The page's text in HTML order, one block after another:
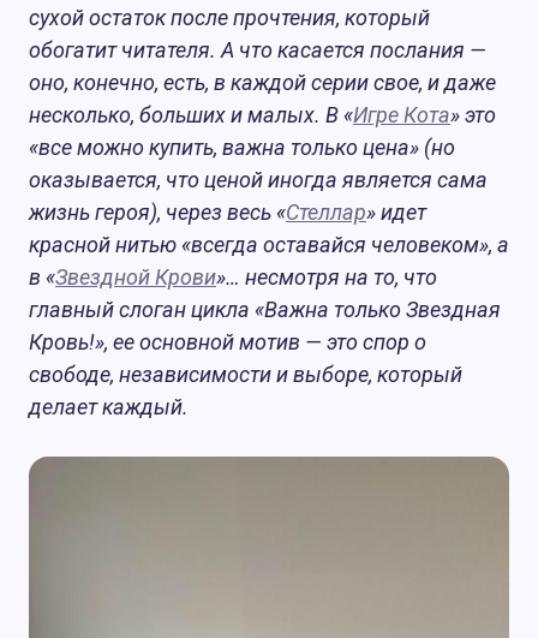
сухой остаток после прочтения, который
обогатит читателя. А что касается послания —
оно, конечно, есть, в каждой серии свое, и даже
несколько, больших и малых. В «Игре Кота» это
«все можно купить, важна только цена» (но
оказывается, что ценой иногда является сама
жизнь героя), через весь «Стеллар» идет
красной нитью «всегда оставайся человеком», а
в «Звездной Крови»… несмотря на то, что
главный слоган цикла «Важна только Звездная
Кровь!», ее основной мотив — это спор о
свободе, независимости и выборе, который
делает каждый.